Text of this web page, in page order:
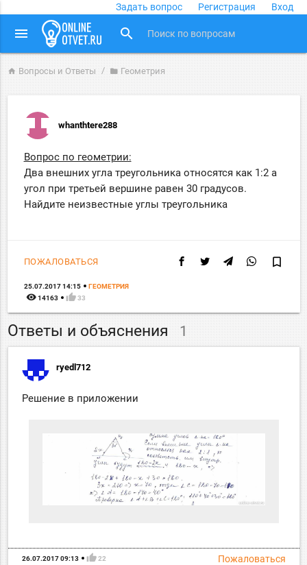
Задать вопрос Регистрация Вход
menu search
home Вопросы и Ответы folder Геометрия
whanthtere288
Вопрос по геометрии:
Два внешних угла треугольника относятся как 1:2 а
угол при третьей вершине равен 30 градусов.
Найдите неизвестные углы треугольника
ПОЖАЛОВАТЬСЯ bookmark_border
25.07.2017 14:15 ГЕОМЕТРИЯ
remove_red_eye 14163 thumb_up 33
Ответы и объяснения 1
ryedl712
Решение в приложении
Пожаловаться
26.07.2017 09:13 thumb_up 22